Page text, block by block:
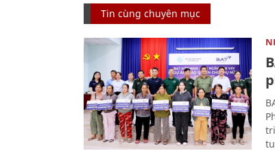
Tin cùng chuyên mục